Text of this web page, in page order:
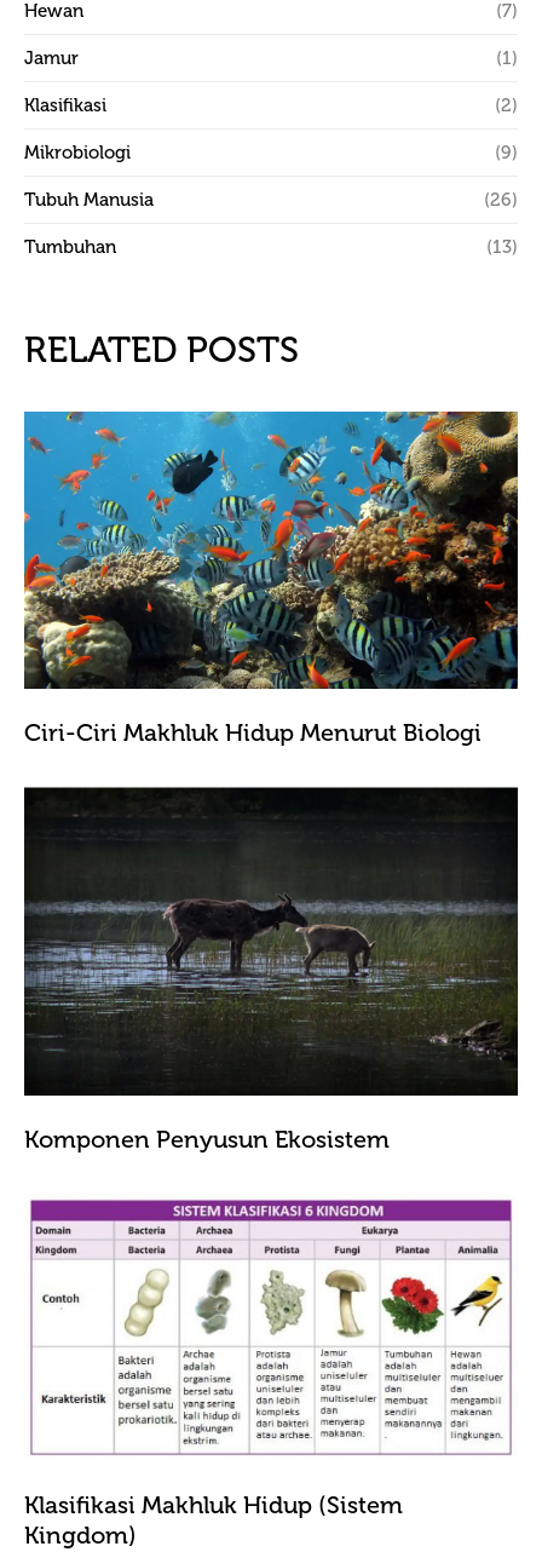
Hewan (7)
Jamur (1)
Klasifikasi (2)
Mikrobiologi (9)
Tubuh Manusia (26)
Tumbuhan (13)
RELATED POSTS
Ciri-Ciri Makhluk Hidup Menurut Biologi
Komponen Penyusun Ekosistem
Klasifikasi Makhluk Hidup (Sistem
Kingdom)